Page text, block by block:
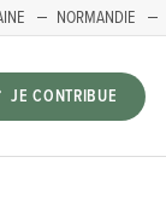
NORMANDIE
JE CONTRIBUE